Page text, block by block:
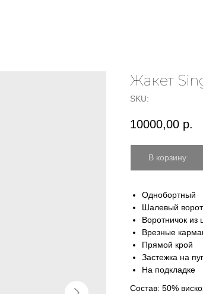
Жакет
SKU:
10000,00 р.
В корзину
Однобортный
Шалевый ворот
Воротничок из
Врезные
Прямой крой
Застежка на
На подкладке
Состав: 50%